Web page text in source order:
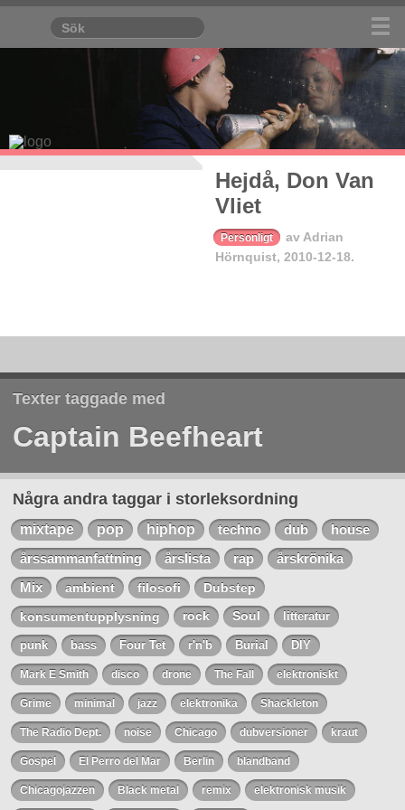
Hejdå, Don Van
Vliet
Personligt av Adrian
Hörnquist, 2010-12-18.
Texter taggade med
Captain Beefheart
Några andra taggar i storleksordning
mixtape pop hiphop techno dub house
årssammanfattning årslista rap
årskrönika
Mix
ambient filosofi
Dubstep
konsumentupplysning
rock Soul litteratur
punk bass Four Tet r'n'b Burial DIY
Mark E Smith disco drone The Fall elektroniskt
Grime minimal jazz elektronika Shackleton
The Radio Dept. noise Chicago dubversioner kraut
Gospel El Perro del Mar Berlin blandband
Chicagojazzen Black metal remix elektronisk musik